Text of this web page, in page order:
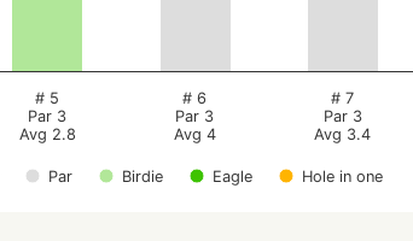
Par Birdie Eagle Hole in one
# 5
Par 3
Avg 2.8
# 6
Par 3
Avg 4
# 7
Par 3
Avg 3.4